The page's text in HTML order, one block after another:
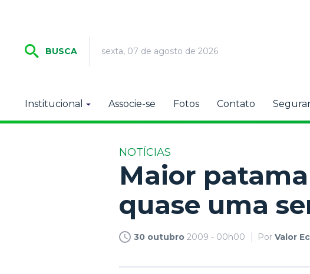
BUSCA sexta, 07 de agosto de 2026
Institucional Associe-se Fotos Contato
NOTÍCIAS
Maior
quase uma
30 outubro 2009 - 00h00 Por Valor